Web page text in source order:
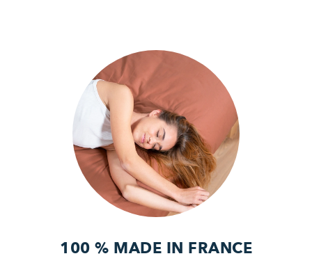
100 % MADE IN FRANCE